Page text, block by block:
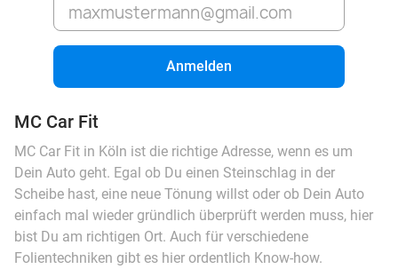
Anmelden
MC Car Fit
MC Car Fit in Köln ist die richtige Adresse, wenn es um
Dein Auto geht. Egal ob Du einen Steinschlag in der
Scheibe hast, eine neue Tönung willst oder ob Dein Auto
einfach mal wieder gründlich überprüft werden muss, hier
bist Du am richtigen Ort. Auch für verschiedene
Folientechniken gibt es hier ordentlich Know-how.